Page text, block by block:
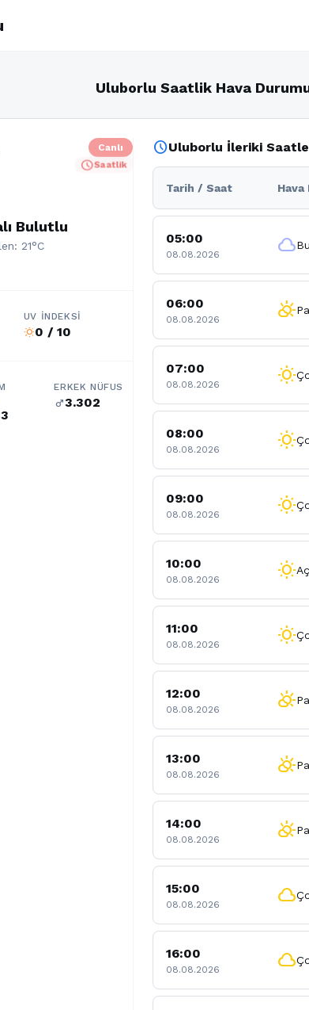
Uluborlu Saatlik Hava
Canlı
scheduleSaatlik
Bulutlu
21°C
UV İNDEKSI
wb_sunny0 / 10
ERKEK NÜFUS
male3.302
scheduleUluborlu İleriki
Tarih / Saat Hava
05:00
08.08.2026 cloud
06:00
08.08.2026 partly_cloudy_day
07:00
08.08.2026 wb_sunny
08:00
08.08.2026 wb_sunny
09:00
08.08.2026 wb_sunny
10:00
08.08.2026 wb_sunny
11:00
08.08.2026 wb_sunny
12:00
08.08.2026 partly_cloudy_day
13:00
08.08.2026 partly_cloudy_day
14:00
08.08.2026 partly_cloudy_day
15:00
08.08.2026 cloud
16:00
08.08.2026 cloud